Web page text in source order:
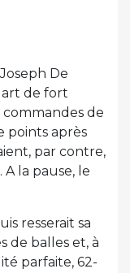
De
de fort
de
points après
par contre,
la pause, le
resserait sa
de balles et, à
parfaite, 62-